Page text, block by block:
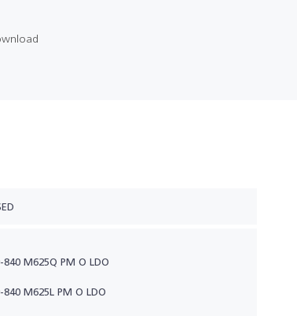
840 M625Q PM O LDO
840 M625L PM O LDO